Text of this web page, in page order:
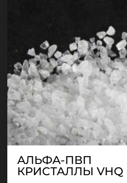
АЛЬФА-ПВП
КРИСТАЛЛЫ VHQ